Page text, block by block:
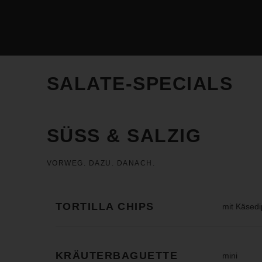
SALATE-SPECIALS
SÜSS & SALZIG
VORWEG. DAZU. DANACH.
TORTILLA CHIPS mit
KRÄUTERBAGUETTE mini